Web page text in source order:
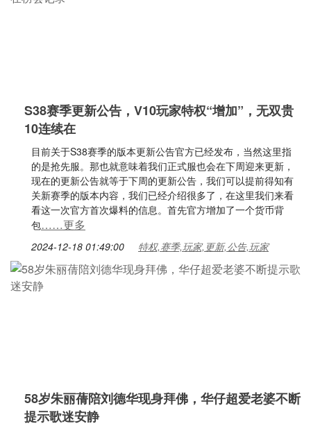
S38赛季更新公告，V10玩家特权“增加”，无双贵
10连续在
目前关于S38赛季的版本更新公告官方已经发布，当然这里指
的是抢先服。那也就意味着我们正式服也会在下周迎来更新，
现在的更新公告就等于下周的更新公告，我们可以提前得知有
关新赛季的版本内容，我们已经介绍很多了，在这里我们来看
看这一次官方首次爆料的信息。首先官方增加了一个货币背
包……更多
2024-12-18 01:49:00 特权,赛季,玩家,更新,公告,玩家
58岁朱丽蒨陪刘德华现身拜佛，华仔超爱老婆不断
提示歌迷安静